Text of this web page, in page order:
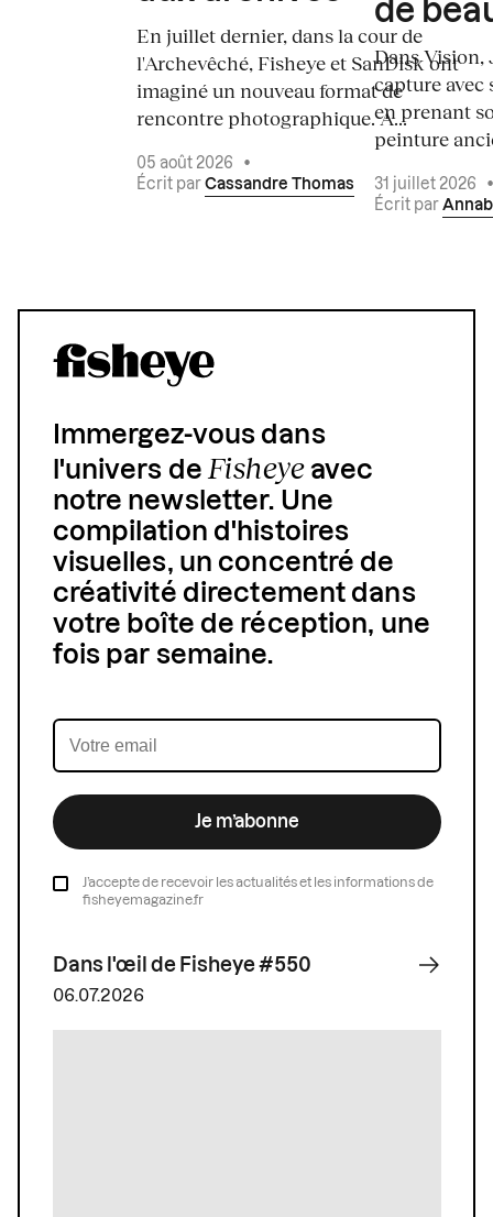
En juillet dernier, dans la cour de
l'Archevêché, Fisheye et SanDisk ont
imaginé un nouveau format de
rencontre photographique. À...
05 août 2026
•
Écrit par Cassandre Thomas
de
Dans
capture avec
en prenant
peinture
31 juillet 2026
Écrit par
Immergez-vous dans
l'univers deFisheyeavec
notre newsletter. Une
compilation d'histoires
visuelles, un concentré de
créativité directement dans
votre boîte de réception, une
fois par semaine.
Je m’abonne
J’accepte de recevoir les actualités et les informations de
fisheyemagazine.fr
Dans l'œil de Fisheye #550
06.07.2026